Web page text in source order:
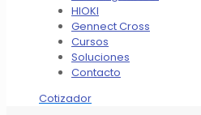
HIOKI
Gennect Cross
Cursos
Soluciones
Contacto
Cotizador